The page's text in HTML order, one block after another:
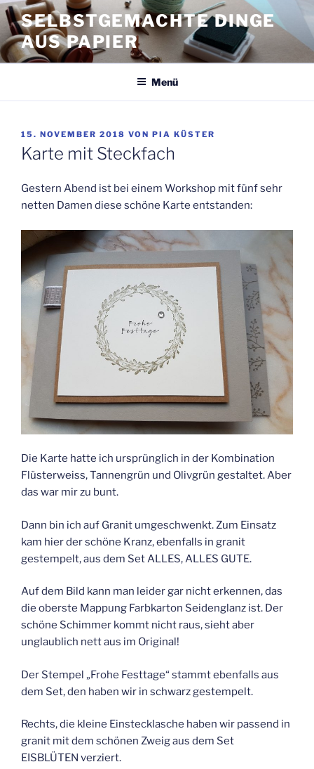
Zum
Inhalt
springen
SELBSTGEMACHTE DINGE
AUS PAPIER
Menü
VERÖFFENTLICHT
AM
15. NOVEMBER 2018 VON PIA KÜSTER
Karte mit Steckfach
Gestern Abend ist bei einem Workshop mit fünf sehr
netten Damen diese schöne Karte entstanden:
Die Karte hatte ich ursprünglich in der Kombination
Flüsterweiss, Tannengrün und Olivgrün gestaltet. Aber
das war mir zu bunt.
Dann bin ich auf Granit umgeschwenkt. Zum Einsatz
kam hier der schöne Kranz, ebenfalls in granit
gestempelt, aus dem Set ALLES, ALLES GUTE.
Auf dem Bild kann man leider gar nicht erkennen, das
die oberste Mappung Farbkarton Seidenglanz ist. Der
schöne Schimmer kommt nicht raus, sieht aber
unglaublich nett aus im Original!
Der Stempel „Frohe Festtage“ stammt ebenfalls aus
dem Set, den haben wir in schwarz gestempelt.
Rechts, die kleine Einstecklasche haben wir passend in
granit mit dem schönen Zweig aus dem Set
EISBLÜTEN verziert.